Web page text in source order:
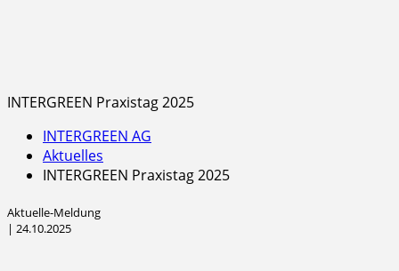
INTERGREEN Praxistag 2025
INTERGREEN AG
Aktuelles
INTERGREEN Praxistag 2025
Aktuelle-Meldung
| 24.10.2025